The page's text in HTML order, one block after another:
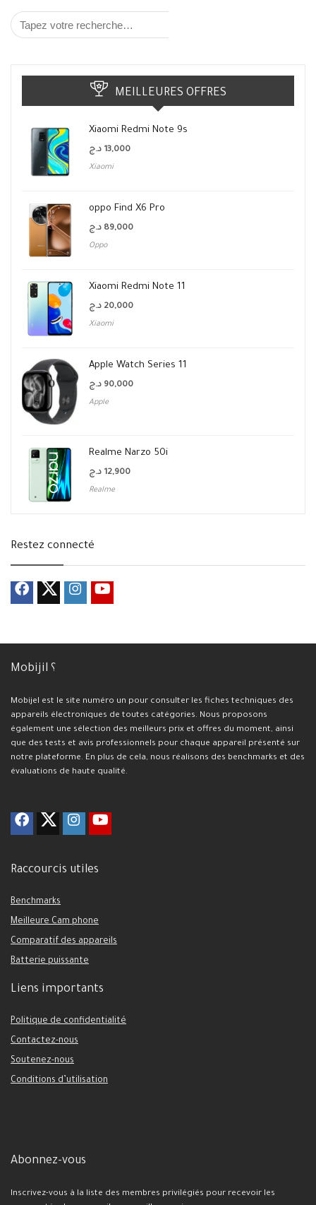
MEILLEURES OFFRES
Xiaomi Redmi Note 9s
13,000 د.ج
Xiaomi
oppo Find X6 Pro
89,000 د.ج
Oppo
Xiaomi Redmi Note 11
20,000 د.ج
Xiaomi
Apple Watch Series 11
90,000 د.ج
Apple
Realme Narzo 50i
12,900 د.ج
Realme
Restez connecté
Mobijil ؟
Mobijel est le site numéro un pour consulter les fiches techniques des
appareils électroniques de toutes catégories. Nous proposons
également une sélection des meilleurs prix et offres du moment, ainsi
que des tests et avis professionnels pour chaque appareil présenté sur
notre plateforme. En plus de cela, nous réalisons des benchmarks et des
évaluations de haute qualité.
Raccourcis utiles
Benchmarks
Meilleure Cam phone
Comparatif des appareils
Batterie puissante
Liens importants
Politique de confidentialité
Contactez-nous
Soutenez-nous
Conditions d’utilisation
Abonnez-vous
Inscrivez-vous à la liste des membres privilégiés pour recevoir les